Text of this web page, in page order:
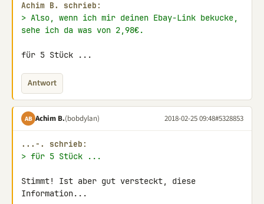
Achim B. schrieb:
> Also, wenn ich mir deinen Ebay-Link bekucke,
sehe ich da was von 2,98€.
für 5 Stück ...
Antwort
AB Achim B.(bobdylan) 2018-02-25 09:48#5328853
...-. schrieb:
> für 5 Stück ...
Stimmt! Ist aber gut versteckt, diese
Information...